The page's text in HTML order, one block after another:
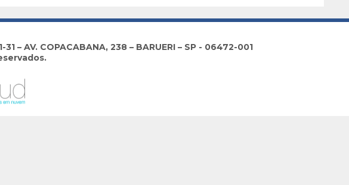
– AV. COPACABANA, 238 – BARUERI – SP - 06472-001